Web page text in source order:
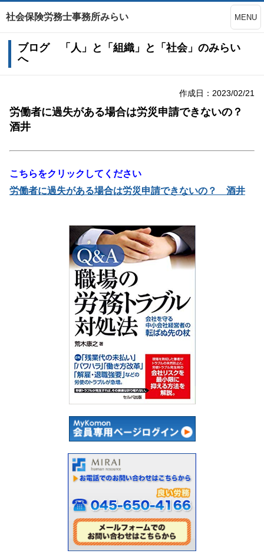
社会保険労務士事務所みらい MENU
ブログ 「人」と「組織」と「社会」のみらい
へ
作成日：2023/02/21
労働者に過失がある場合は労災申請できないの？
酒井
こちらをクリックしてください
労働者に過失がある場合は労災申請できないの？ 酒井